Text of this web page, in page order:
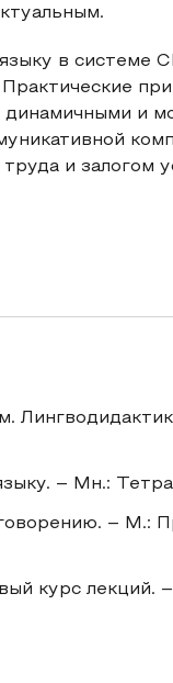
в системе
динамичными и
и залогом
– Мн.:
– М.:
курс лекций.